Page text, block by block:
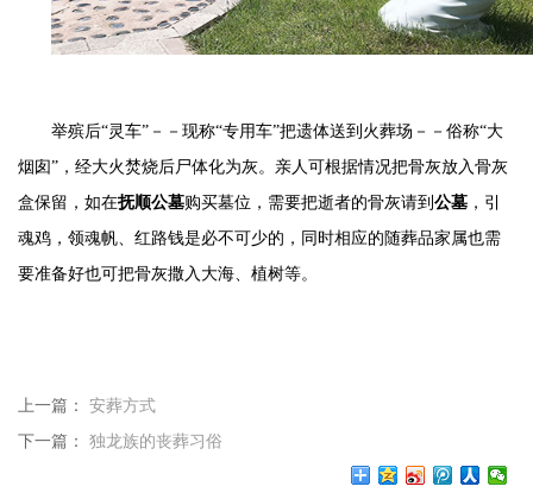
举殡后“灵车”－－现称“专用车”把遗体送到火葬场－－俗称“大
烟囱”，经大火焚烧后尸体化为灰。亲人可根据情况把骨灰放入骨灰
盒保留，如在抚顺公墓购买墓位，需要把逝者的骨灰请到 公墓 ，引
魂鸡，领魂帆、红路钱是必不可少的，同时相应的随葬品家属也需
要准备好也可把骨灰撒入大海、植树等。
上一篇： 安葬方式
下一篇： 独龙族的丧葬习俗